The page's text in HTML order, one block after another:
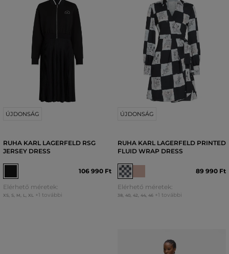
ÚJDONSÁG
RUHA KARL LAGERFELD RSG
JERSEY DRESS
106 990 Ft
Elérhető méretek:
XS, S, M L XL +1 további
ÚJDONSÁG
RUHA KARL LAGERFELD PRINTED
FLUID WRAP DRESS
89 990 Ft
Elérhető méretek:
38, 40, 42 44, 46 +1 további